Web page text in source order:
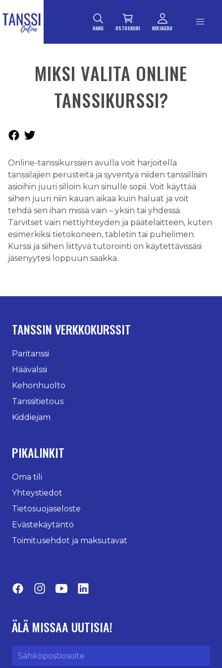
HAKU OSTOSKORI KIRJAUDU
MIKSI VALITA ONLINE
TANSSIKURSSI?
Online-tanssikurssien avulla voit harjoitella
tanssilajien perusteita ja syventyä niiden tanssillisiin
asioihin juuri silloin kun sinulle sopii. Voit käyttää
siihen juuri niin kauan aikaa kuin haluat ja voit
tehdä sen ihan missä vain – yksin tai yhdessä.
Tarvitset vain nettiyhteyden ja päätelaitteen, kuten
esimerkiksi tietokoneen, tabletin tai puhelimen.
Kurssi ja siihen liittyvä tutorointi on käytettävissäsi
jäsenyytesi loppuun saakka.
TANSSIN VERKKOKURSSIT
Paritanssi
Häävalssi
Kehonhuolto
Tanssitietous
Kiddiejam
PIKALINKIT
Oma tili
Yhteystiedot
Tietosuojaseloste
Evästekäytäntö
Toimitusehdot ja maksutavat
FacebookInstagramYouTube
ÄLÄ MISSAA UUTISIA!
Sähköpostiosoite